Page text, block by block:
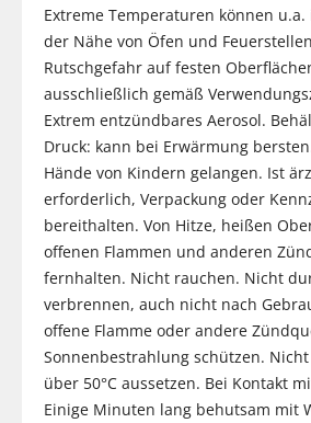
Extreme Temperaturen können
der Nähe von Öfen und
Rutschgefahr auf festen
ausschließlich gemäß
Extrem entzündbares Aerosol.
Druck: kann bei Erwärmung
Hände von Kindern gelangen. Ist
erforderlich, Verpackung oder
bereithalten. Von Hitze, heißen
offenen Flammen und anderen
fernhalten. Nicht rauchen. Nicht
verbrennen, auch nicht nach
offene Flamme oder andere
Sonnenbestrahlung schützen.
über 50°C aussetzen. Bei Kontakt
Einige Minuten lang behutsam mit